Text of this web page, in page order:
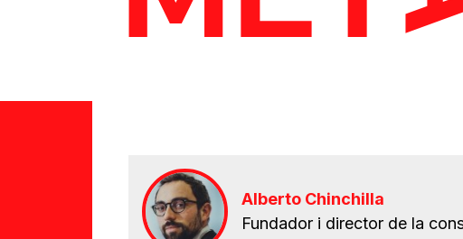
Alberto Chinchilla
Fundador i director de la